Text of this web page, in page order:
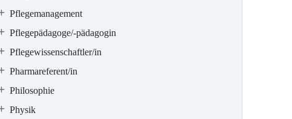
Pflegemanagement
Pflegepädagoge/-pädagogin
Pflegewissenschaftler/in
Pharmareferent/in
Philosophie
Physik